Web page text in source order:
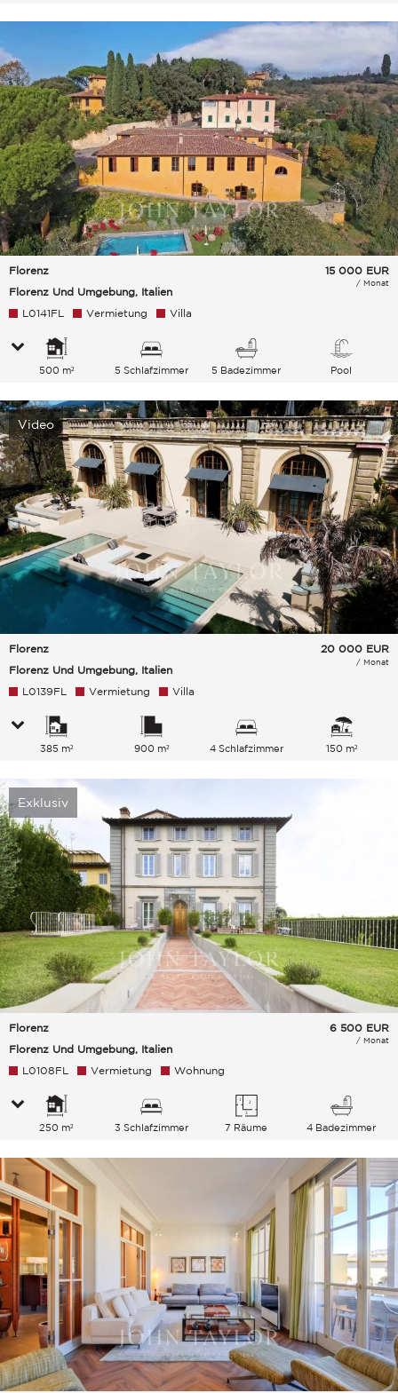
Florenz
Florenz Und Umgebung, Italien
15 000 EUR
/ Monat
L0141FL Vermietung Villa
500 m² 5 Schlafzimmer 5 Badezimmer Pool
Video
Florenz
Florenz Und Umgebung, Italien
20 000 EUR
/ Monat
L0139FL Vermietung Villa
385 m² 900 m² 4 Schlafzimmer 150 m²
Exklusiv
Florenz
Florenz Und Umgebung, Italien
6 500 EUR
/ Monat
L0108FL Vermietung Wohnung
250 m² 3 Schlafzimmer 7 Räume 4 Badezimmer